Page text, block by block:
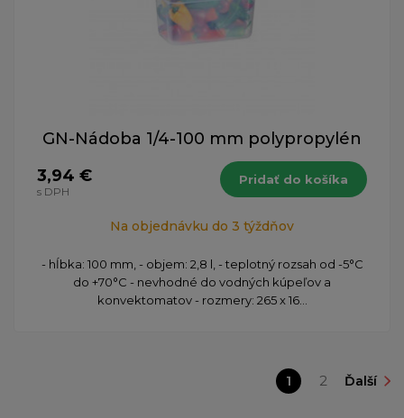
GN-Nádoba 1/4-100 mm polypropylén
3,94 €
s DPH
Pridať do košíka
Na objednávku do 3 týždňov
- hĺbka: 100 mm, - objem: 2,8 l, - teplotný rozsah od -5°C
do +70°C - nevhodné do vodných kúpeľov a
konvektomatov - rozmery: 265 x 16...
1 2 Ďalší